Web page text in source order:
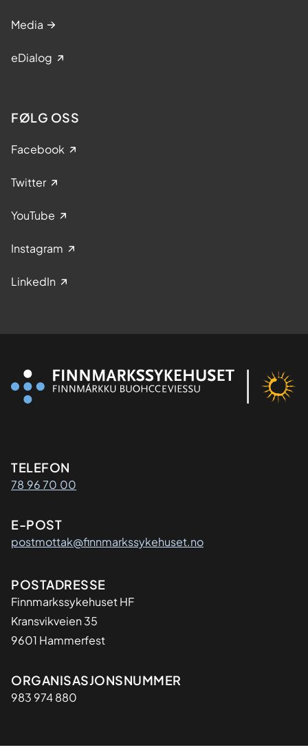
Media
eDialog
FØLG OSS
Facebook
Twitter
YouTube
Instagram
LinkedIn
Kontaktinformasjon
TELEFON
78 96 70 00
E-POST
postmottak@finnmarkssykehuset.no
Adresse
POSTADRESSE
Finnmarkssykehuset HF
Kransvikveien 35
9601 Hammerfest
Organisasjon
ORGANISASJONSNUMMER
983 974 880